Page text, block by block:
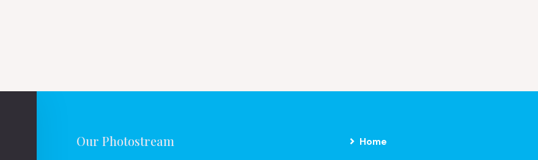
Our Photostream Home